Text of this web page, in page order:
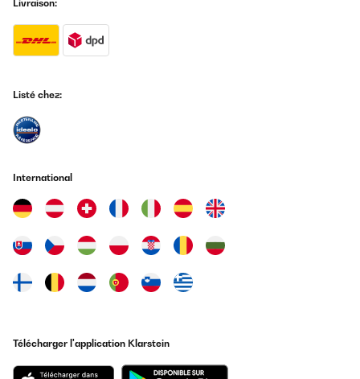
Livraison:
Listé chez:
International
Télécharger l'application Klarstein